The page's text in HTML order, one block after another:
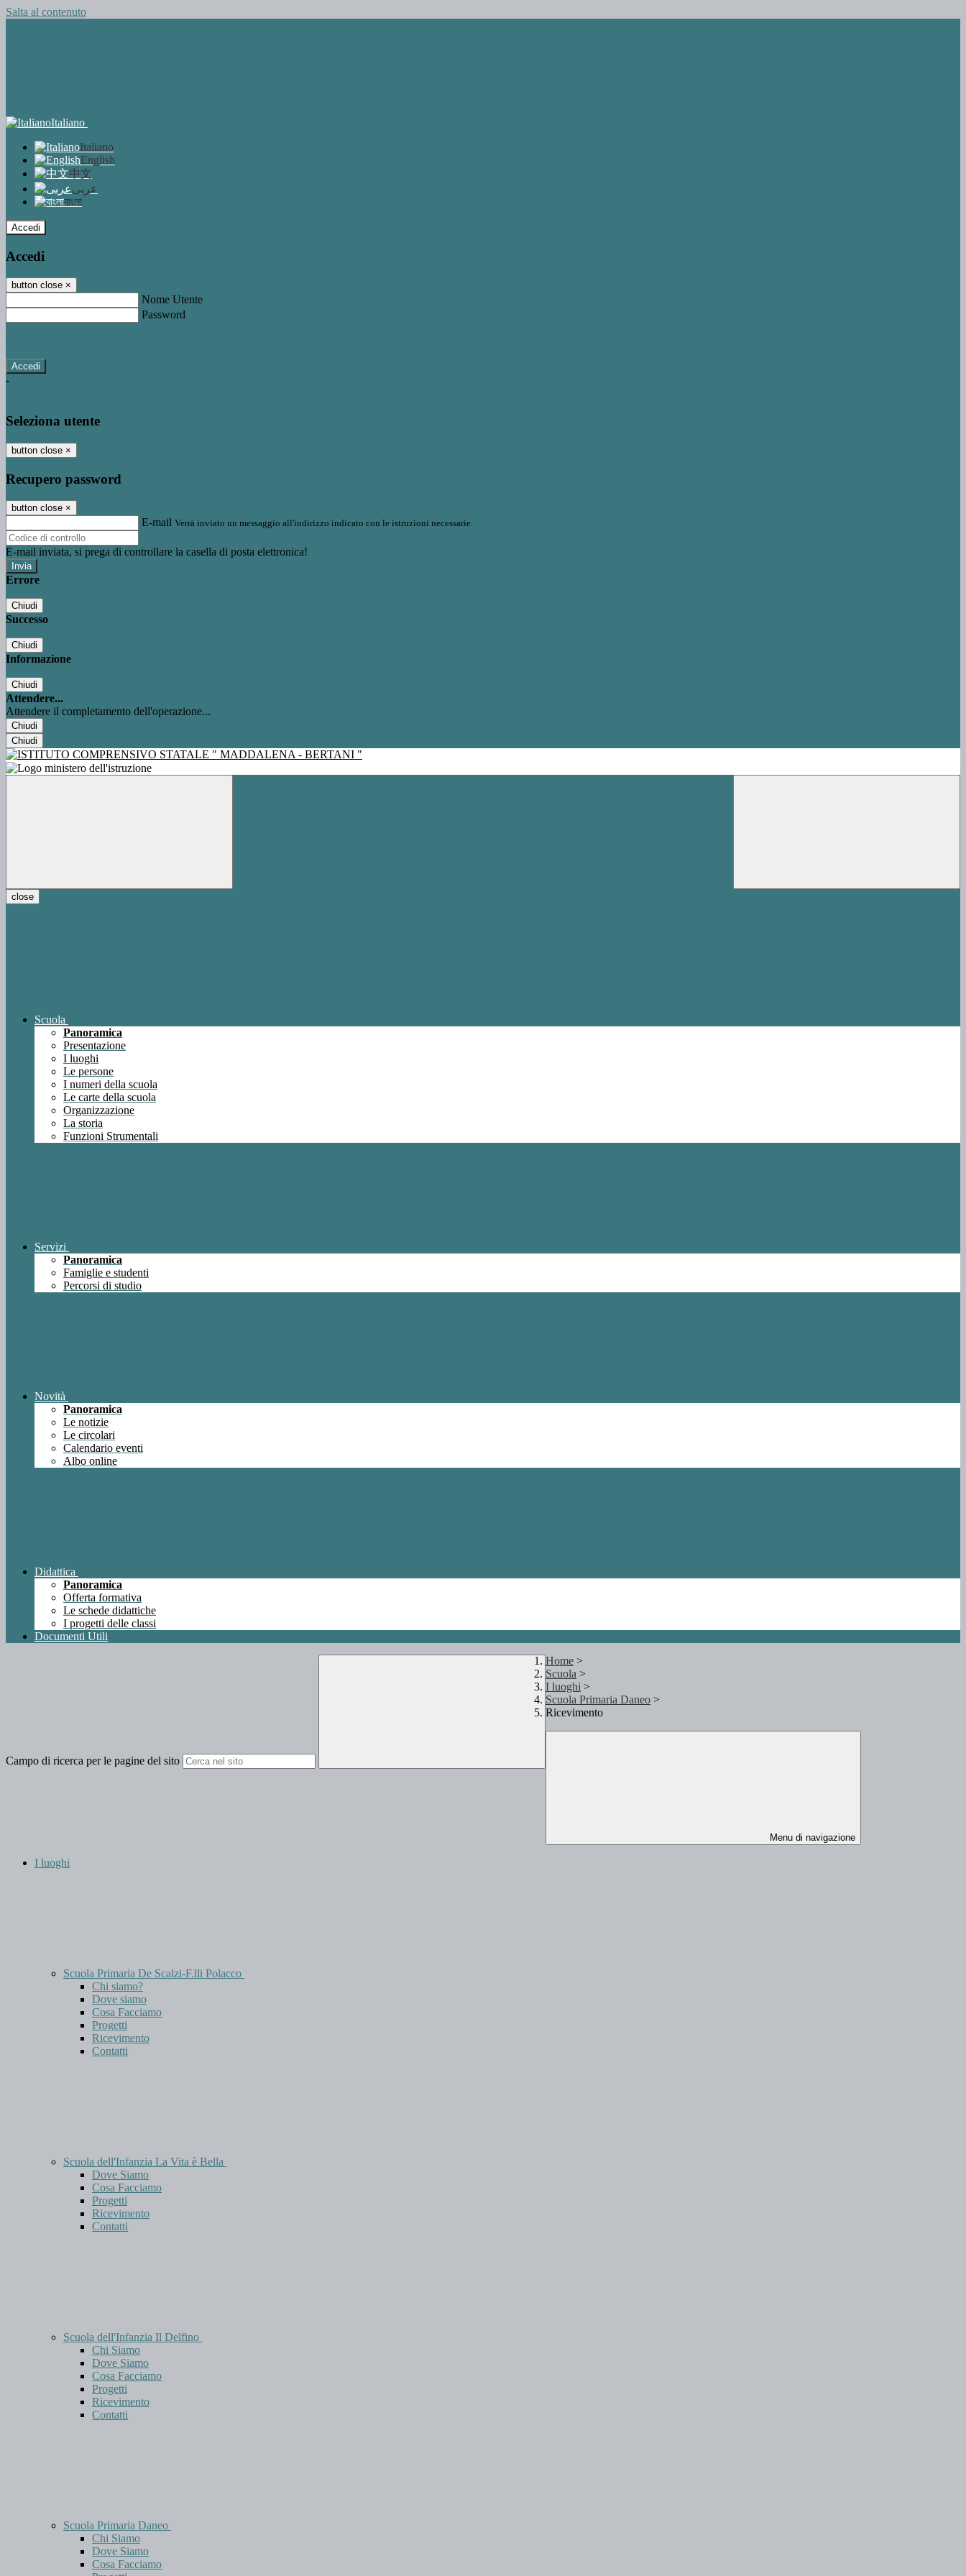
Salta al contenuto
Italiano
Italiano
English
中文
عربى
বাংলা
Accedi
Accedi
button close ×
Nome Utente
Password
-
Seleziona utente
button close ×
Recupero password
button close ×
E-mail Verrà inviato un messaggio all'indirizzo indicato con le istruzioni necessarie.
E-mail inviata, si prega di controllare la casella di posta elettronica!
Errore
Chiudi
Successo
Chiudi
Informazione
Chiudi
Attendere...
Attendere il completamento dell'operazione...
Chiudi
Chiudi
close
Scuola
Panoramica
Presentazione
I luoghi
Le persone
I numeri della scuola
Le carte della scuola
Organizzazione
La storia
Funzioni Strumentali
Servizi
Panoramica
Famiglie e studenti
Percorsi di studio
Novità
Panoramica
Le notizie
Le circolari
Calendario eventi
Albo online
Didattica
Panoramica
Offerta formativa
Le schede didattiche
I progetti delle classi
Documenti Utili
Campo di ricerca per le pagine del sito
Home >
Scuola >
I luoghi >
Scuola Primaria Daneo >
Ricevimento
Menu di navigazione
I luoghi
Scuola Primaria De Scalzi-F.lli Polacco
Chi siamo?
Dove siamo
Cosa Facciamo
Progetti
Ricevimento
Contatti
Scuola dell'Infanzia La Vita è Bella
Dove Siamo
Cosa Facciamo
Progetti
Ricevimento
Contatti
Scuola dell'Infanzia Il Delfino
Chi Siamo
Dove Siamo
Cosa Facciamo
Progetti
Ricevimento
Contatti
Scuola Primaria Daneo
Chi Siamo
Dove Siamo
Cosa Facciamo